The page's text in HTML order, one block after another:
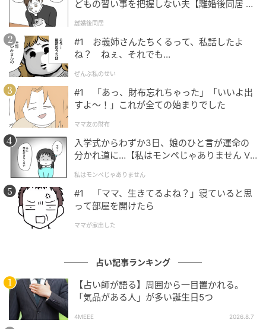
「白か黒か」「0か100か」といった発想になってしま
うとよくありません。異なる意見にも耳を傾け、人の
やり方も真似てみて、ちょうどいいところを目指して
いきましょう。
ぼんやりした味の料理も、少しの塩とスパイスでグッ
とおいしくなることがあります。煮詰まったカレー
も、水をくわえればコクのあるおいしいカレーになり
ます。あなたの「ちょうどいい」を見つけましょう。
【仕事・金運】>>星（逆位置）
どもの習い事を把握しない夫【離婚後同居 Vo
離婚後同居
#1 お義姉さんたちくるって、私話したよ
ね？ ねぇ、それでも…
ぜんぶ私のせい
#1 「あっ、財布忘れちゃった」「いいよ出
すよ〜！」これが全ての始まりでした
ママ友の財布
入学式からわずか3日、娘のひと言が運命の
分かれ道に…【私はモンペじゃありません Vo
私はモンペじゃありません
#1 「ママ、生きてるよね？」寝ていると思
って部屋を開けたら
ママが家出した
占い記事ランキング
【占い師が語る】周囲から一目置かれる。
「気品がある人」が多い誕生日5つ
4MEEE 2026.8.7